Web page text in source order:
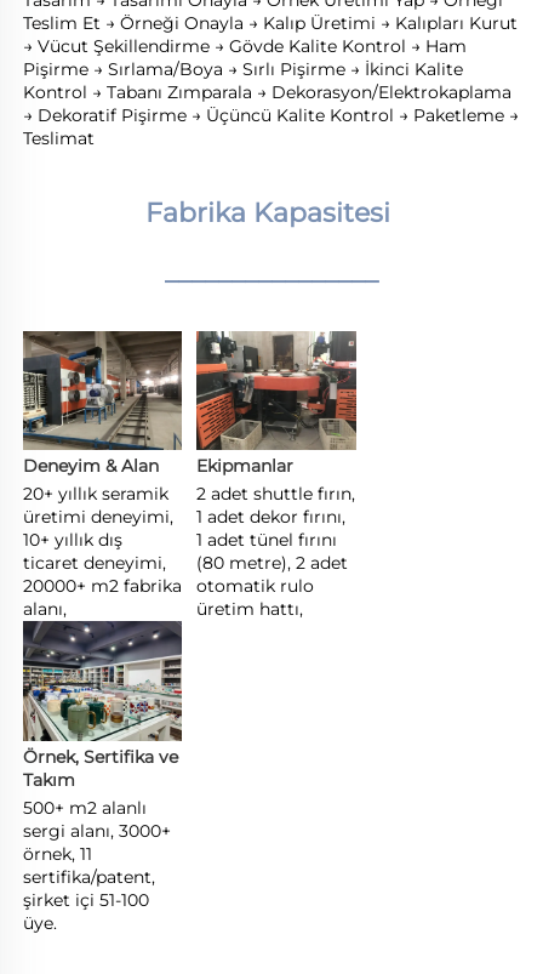
Teslim Et → Örneği Onayla → Kalıp Üretimi → Kalıpları Kurut
→ Vücut Şekillendirme → Gövde Kalite Kontrol → Ham
Pişirme → Sırlama/Boya → Sırlı Pişirme → İkinci Kalite
Kontrol → Tabanı Zımparala → Dekorasyon/Elektrokaplama
→ Dekoratif Pişirme → Üçüncü Kalite Kontrol → Paketleme →
Teslimat
Fabrika Kapasitesi
________________
Deneyim & Alan
20+ yıllık seramik
üretimi deneyimi,
10+ yıllık dış
ticaret deneyimi,
20000+ m2 fabrika
alanı,
Ekipmanlar
2 adet shuttle fırın,
1 adet dekor fırını,
1 adet tünel fırını
(80 metre), 2 adet
otomatik rulo
üretim hattı,
Örnek, Sertifika ve
Takım
500+ m2 alanlı
sergi alanı, 3000+
örnek, 11
sertifika/patent,
şirket içi 51-100
üye.